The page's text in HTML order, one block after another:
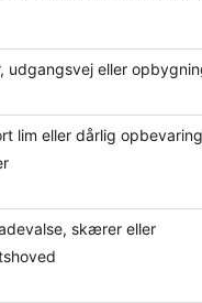
udgangsvej eller
lim eller dårlig
skærer eller